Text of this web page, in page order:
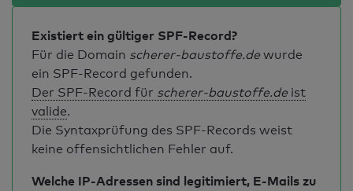
Existiert ein gültiger SPF-Record?
Für die Domain scherer-baustoffe.de wurde
ein SPF-Record gefunden.
Der SPF-Record für scherer-baustoffe.de ist
valide.
Die Syntaxprüfung des SPF-Records weist
keine offensichtlichen Fehler auf.
Welche IP-Adressen sind legitimiert, E-Mails zu